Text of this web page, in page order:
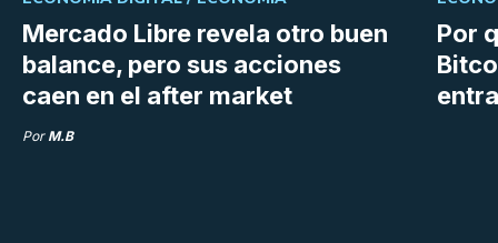
Mercado Libre revela otro buen
balance, pero sus acciones
caen en el after market
Por M.B
Por